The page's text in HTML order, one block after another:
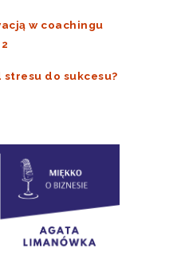
w coachingu
stresu do sukcesu?